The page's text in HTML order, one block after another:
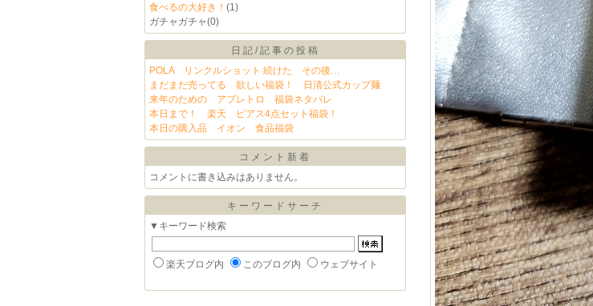
食べるの大好き！ (1)
ガチャガチャ(0)
日記/記事の投稿
POLA リンクルショット 続けた その後…
まだまだ売ってる 欲しい福袋！ 日清公式カップ麺
来年のための アプレトロ 福袋ネタバレ
本日まで！ 楽天 ピアス4点セット福袋！
本日の購入品 イオン 食品福袋
コメント新着
コメントに書き込みはありません。
キーワードサーチ
▼キーワード検索
楽天ブログ内 このブログ内 ウェブサイト